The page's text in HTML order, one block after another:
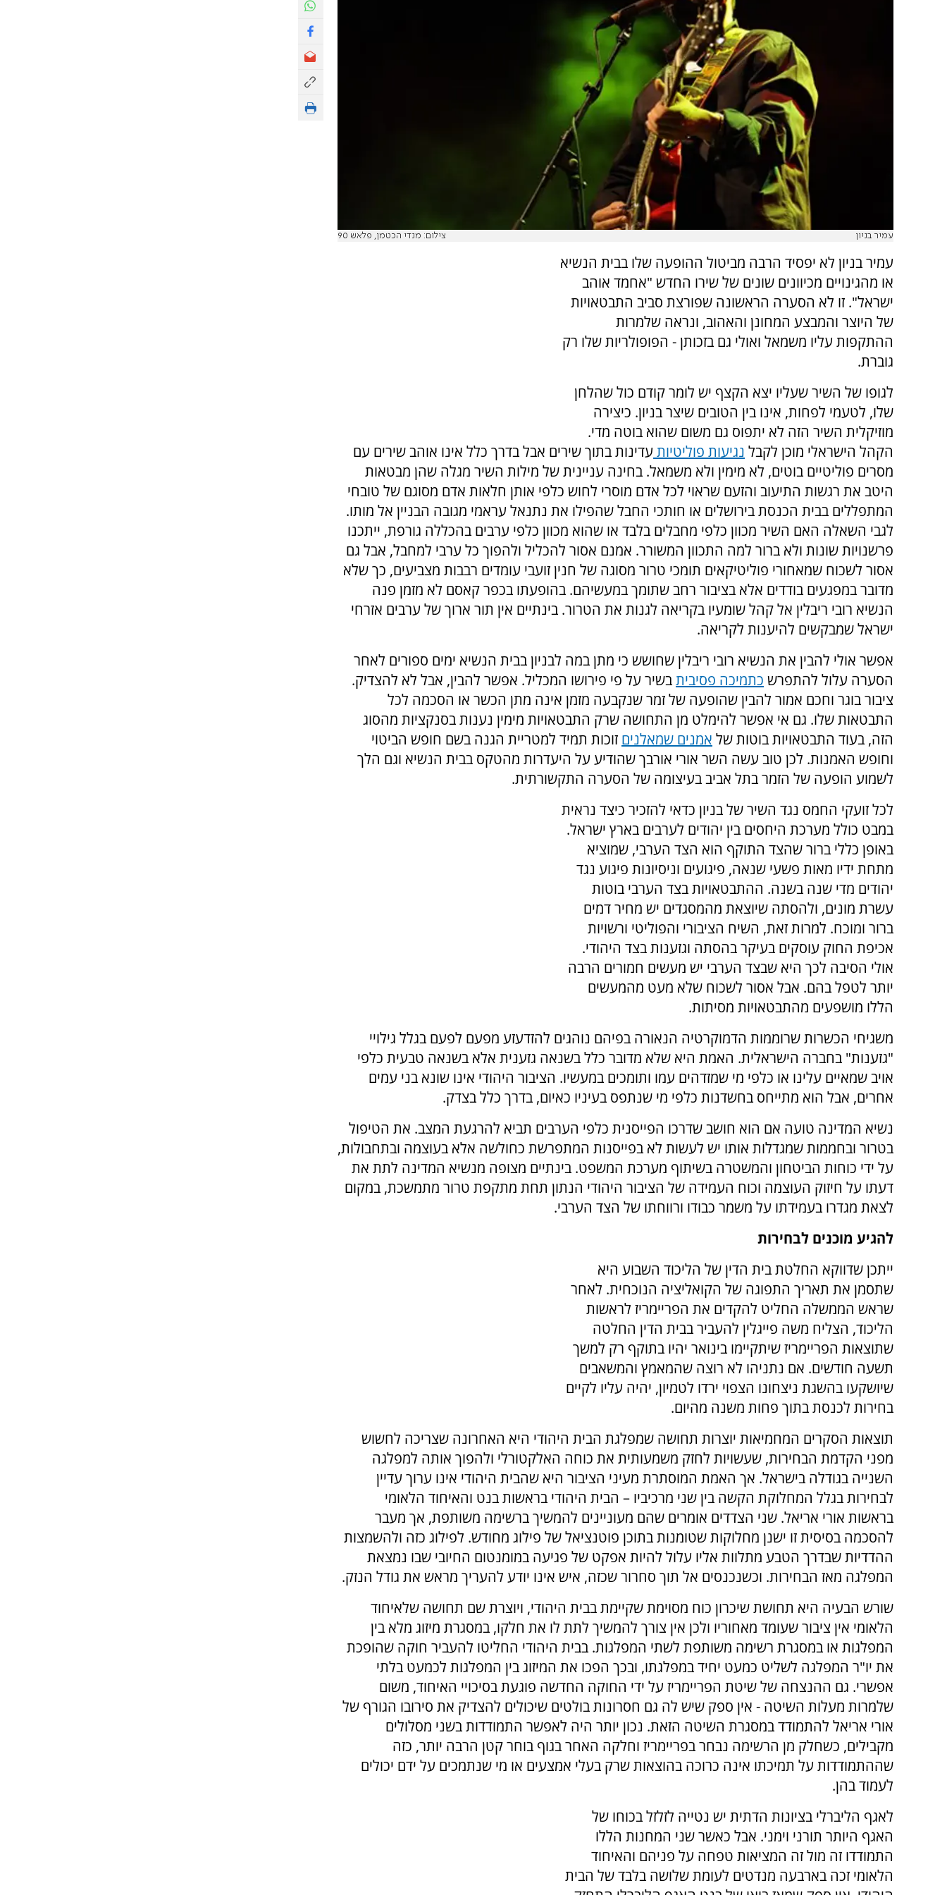
עמיר בניון צילום: מנדי הכטמן, פלאש 90
עמיר בניון לא יפסיד הרבה מביטול ההופעה שלו בבית הנשיא
או מהגינויים מכיוונים שונים של שירו החדש "אחמד אוהב
ישראל". זו לא הסערה הראשונה שפורצת סביב התבטאויות
של היוצר והמבצע המחונן והאהוב, ונראה שלמרות
ההתקפות עליו משמאל ואולי גם בזכותן - הפופולריות שלו רק
גוברת.
לגופו של השיר שעליו יצא הקצף יש לומר קודם כול שהלחן
שלו, לטעמי לפחות, אינו בין הטובים שיצר בניון. כיצירה
מוזיקלית השיר הזה לא יתפוס גם משום שהוא בוטה מדי.
הקהל הישראלי מוכן לקבל נגיעות פוליטיות עדינות בתוך שירים אבל בדרך כלל אינו אוהב שירים עם
מסרים פוליטיים בוטים, לא מימין ולא משמאל. בחינה עניינית של מילות השיר מגלה שהן מבטאות
היטב את רגשות התיעוב והזעם שראוי לכל אדם מוסרי לחוש כלפי אותן חלאות אדם מסוגם של טובחי
המתפללים בבית הכנסת בירושלים או חותכי החבל שהפילו את נתנאל עראמי מגובה הבניין אל מותו.
לגבי השאלה האם השיר מכוון כלפי מחבלים בלבד או שהוא מכוון כלפי ערבים בהכללה גורפת, ייתכנו
פרשנויות שונות ולא ברור למה התכוון המשורר. אמנם אסור להכליל ולהפוך כל ערבי למחבל, אבל גם
אסור לשכוח שמאחורי פוליטיקאים תומכי טרור מסוגה של חנין זועבי עומדים רבבות מצביעים, כך שלא
מדובר במפגעים בודדים אלא בציבור רחב שתומך במעשיהם. בהופעתו בכפר קאסם לא מזמן פנה
הנשיא רובי ריבלין אל קהל שומעיו בקריאה לגנות את הטרור. בינתיים אין תור ארוך של ערבים אזרחי
ישראל שמבקשים להיענות לקריאה.
אפשר אולי להבין את הנשיא רובי ריבלין שחושש כי מתן במה לבניון בבית הנשיא ימים ספורים לאחר
הסערה עלול להתפרש כתמיכה פסיביתבשיר על פי פירושו המכליל. אפשר להבין, אבל לא להצדיק.
ציבור בוגר וחכם אמור להבין שהופעה של זמר שנקבעה מזמן אינה מתן הכשר או הסכמה לכל
התבטאות שלו. גם אי אפשר להימלט מן התחושה שרק התבטאויות מימין נענות בסנקציות מהסוג
הזה, בעוד התבטאויות בוטות של אמנים שמאלנים זוכות תמיד למטריית הגנה בשם חופש הביטוי
וחופש האמנות. לכן טוב עשה השר אורי אורבך שהודיע על היעדרות מהטקס בבית הנשיא וגם הלך
לשמוע הופעה של הזמר בתל אביב בעיצומה של הסערה התקשורתית.
לכל זועקי החמס נגד השיר של בניון כדאי להזכיר כיצד נראית
במבט כולל מערכת היחסים בין יהודים לערבים בארץ ישראל.
באופן כללי ברור שהצד התוקף הוא הצד הערבי, שמוציא
מתחת ידיו מאות פשעי שנאה, פיגועים וניסיונות פיגוע נגד
יהודים מדי שנה בשנה. ההתבטאויות בצד הערבי בוטות
עשרת מונים, ולהסתה שיוצאת מהמסגדים יש מחיר דמים
ברור ומוכח. למרות זאת, השיח הציבורי והפוליטי ורשויות
אכיפת החוק עוסקים בעיקר בהסתה וגזענות בצד היהודי.
אולי הסיבה לכך היא שבצד הערבי יש מעשים חמורים הרבה
יותר לטפל בהם. אבל אסור לשכוח שלא מעט מהמעשים
הללו מושפעים מהתבטאויות מסיתות.
משגיחי הכשרות שרוממות הדמוקרטיה הנאורה בפיהם נוהגים להזדעזע מפעם לפעם בגלל גילויי
"גזענות" בחברה הישראלית. האמת היא שלא מדובר כלל בשנאה גזענית אלא בשנאה טבעית כלפי
אויב שמאיים עלינו או כלפי מי שמזדהים עמו ותומכים במעשיו. הציבור היהודי אינו שונא בני עמים
אחרים, אבל הוא מתייחס בחשדנות כלפי מי שנתפס בעיניו כאיום, בדרך כלל בצדק.
נשיא המדינה טועה אם הוא חושב שדרכו הפייסנית כלפי הערבים תביא להרגעת המצב. את הטיפול
בטרור ובחממות שמגדלות אותו יש לעשות לא בפייסנות המתפרשת כחולשה אלא בעוצמה ובתחבולות,
על ידי כוחות הביטחון והמשטרה בשיתוף מערכת המשפט. בינתיים מצופה מנשיא המדינה לתת את
דעתו על חיזוק העוצמה וכוח העמידה של הציבור היהודי הנתון תחת מתקפת טרור מתמשכת, במקום
לצאת מגדרו בעמידתו על משמר כבודו ורווחתו של הצד הערבי.
להגיע מוכנים לבחירות
ייתכן שדווקא החלטת בית הדין של הליכוד השבוע היא
שתסמן את תאריך התפוגה של הקואליציה הנוכחית. לאחר
שראש הממשלה החליט להקדים את הפריימריז לראשות
הליכוד, הצליח משה פייגלין להעביר בבית הדין החלטה
שתוצאות הפריימריז שיתקיימו בינואר יהיו בתוקף רק למשך
תשעה חודשים. אם נתניהו לא רוצה שהמאמץ והמשאבים
שיושקעו בהשגת ניצחונו הצפוי ירדו לטמיון, יהיה עליו לקיים
בחירות לכנסת בתוך פחות משנה מהיום.
תוצאות הסקרים המחמיאות יוצרות תחושה שמפלגת הבית היהודי היא האחרונה שצריכה לחשוש
מפני הקדמת הבחירות, שעשויות לחזק משמעותית את כוחה האלקטורלי ולהפוך אותה למפלגה
השנייה בגודלה בישראל. אך האמת המוסתרת מעיני הציבור היא שהבית היהודי אינו ערוך עדיין
לבחירות בגלל המחלוקת הקשה בין שני מרכיביו – הבית היהודי בראשות בנט והאיחוד הלאומי
בראשות אורי אריאל. שני הצדדים אומרים שהם מעוניינים להמשיך ברשימה משותפת, אך מעבר
להסכמה בסיסית זו ישנן מחלוקות שטומנות בתוכן פוטנציאל של פילוג מחודש. לפילוג כזה ולהשמצות
ההדדיות שבדרך הטבע מתלוות אליו עלול להיות אפקט של פגיעה במומנטום החיובי שבו נמצאת
המפלגה מאז הבחירות. וכשנכנסים אל תוך סחרור שכזה, איש אינו יודע להעריך מראש את גודל הנזק.
שורש הבעיה היא תחושת שיכרון כוח מסוימת שקיימת בבית היהודי, ויוצרת שם תחושה שלאיחוד
הלאומי אין ציבור שעומד מאחוריו ולכן אין צורך להמשיך לתת לו את חלקו, במסגרת מיזוג מלא בין
המפלגות או במסגרת רשימה משותפת לשתי המפלגות. בבית היהודי החליטו להעביר חוקה שהופכת
את יו"ר המפלגה לשליט כמעט יחיד במפלגתו, ובכך הפכו את המיזוג בין המפלגות לכמעט בלתי
אפשרי. גם ההנצחה של שיטת הפריימריז על ידי החוקה החדשה פוגעת בסיכויי האיחוד, משום
שלמרות מעלות השיטה - אין ספק שיש לה גם חסרונות בולטים שיכולים להצדיק את סירובו הגורף של
אורי אריאל להתמודד במסגרת השיטה הזאת. נכון יותר היה לאפשר התמודדות בשני מסלולים
מקבילים, כשחלק מן הרשימה נבחר בפריימריז וחלקה האחר בגוף בוחר קטן הרבה יותר, כזה
שההתמודדות על תמיכתו אינה כרוכה בהוצאות שרק בעלי אמצעים או מי שנתמכים על ידם יכולים
לעמוד בהן.
לאגף הליברלי בציונות הדתית יש נטייה לזלזל בכוחו של
האגף היותר תורני וימני. אבל כאשר שני המחנות הללו
התמודדו זה מול זה המציאות טפחה על פניהם והאיחוד
הלאומי זכה בארבעה מנדטים לעומת שלושה בלבד של הבית